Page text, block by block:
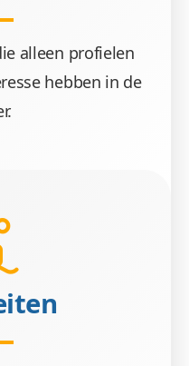
alleen profielen
hebben in de